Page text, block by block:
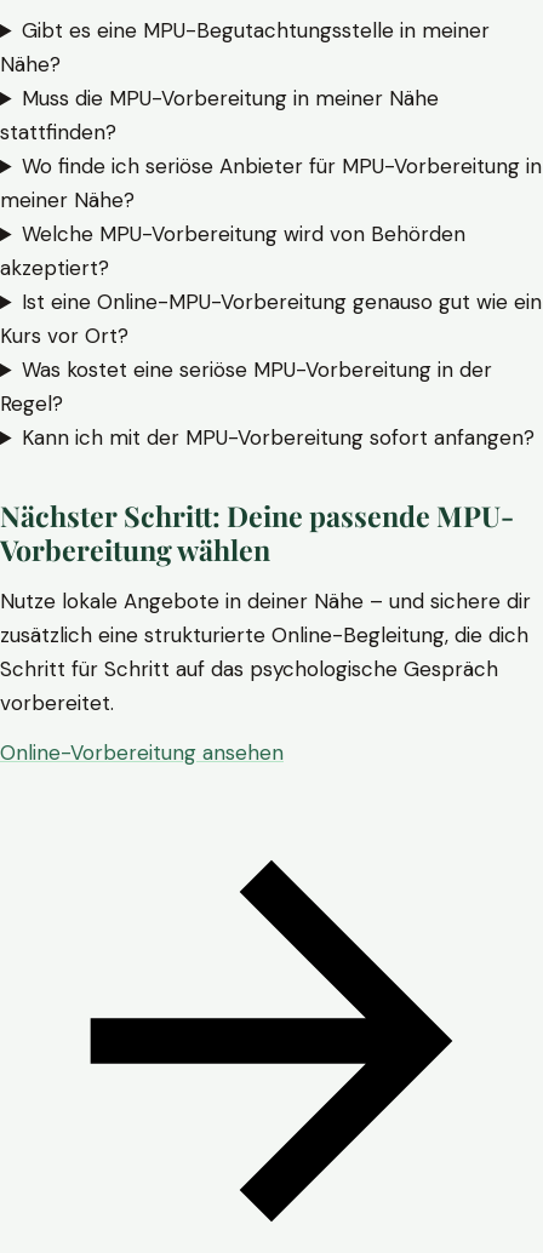
Gibt es eine MPU-Begutachtungsstelle in meiner
Nähe?
Muss die MPU-Vorbereitung in meiner Nähe
stattfinden?
Wo finde ich seriöse Anbieter für MPU-Vorbereitung in
meiner Nähe?
Welche MPU-Vorbereitung wird von Behörden
akzeptiert?
Ist eine Online-MPU-Vorbereitung genauso gut wie ein
Kurs vor Ort?
Was kostet eine seriöse MPU-Vorbereitung in der
Regel?
Kann ich mit der MPU-Vorbereitung sofort anfangen?
Nächster Schritt: Deine passende MPU-
Vorbereitung wählen
Nutze lokale Angebote in deiner Nähe – und sichere dir
zusätzlich eine strukturierte Online-Begleitung, die dich
Schritt für Schritt auf das psychologische Gespräch
vorbereitet.
Online-Vorbereitung ansehen